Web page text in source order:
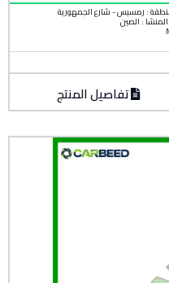
: رمسيس - شارع الجمهورية
المنشأ :الصين
تفاصيل المنتج